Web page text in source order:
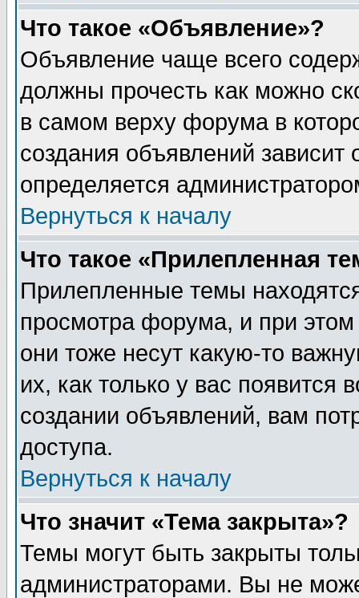
Что такое «Объявление»?
Объявление чаще всего
должны прочесть как можно
в самом верху форума в
создания объявлений зависит
определяется
Вернуться к началу
Что такое «Прилепленная
Прилепленные темы
просмотра форума, и при
они тоже несут какую-то
их, как только у вас появится
создании объявлений, вам
доступа.
Вернуться к началу
Что значит «Тема закрыта»?
Темы могут быть закрыты
администраторами. Вы не